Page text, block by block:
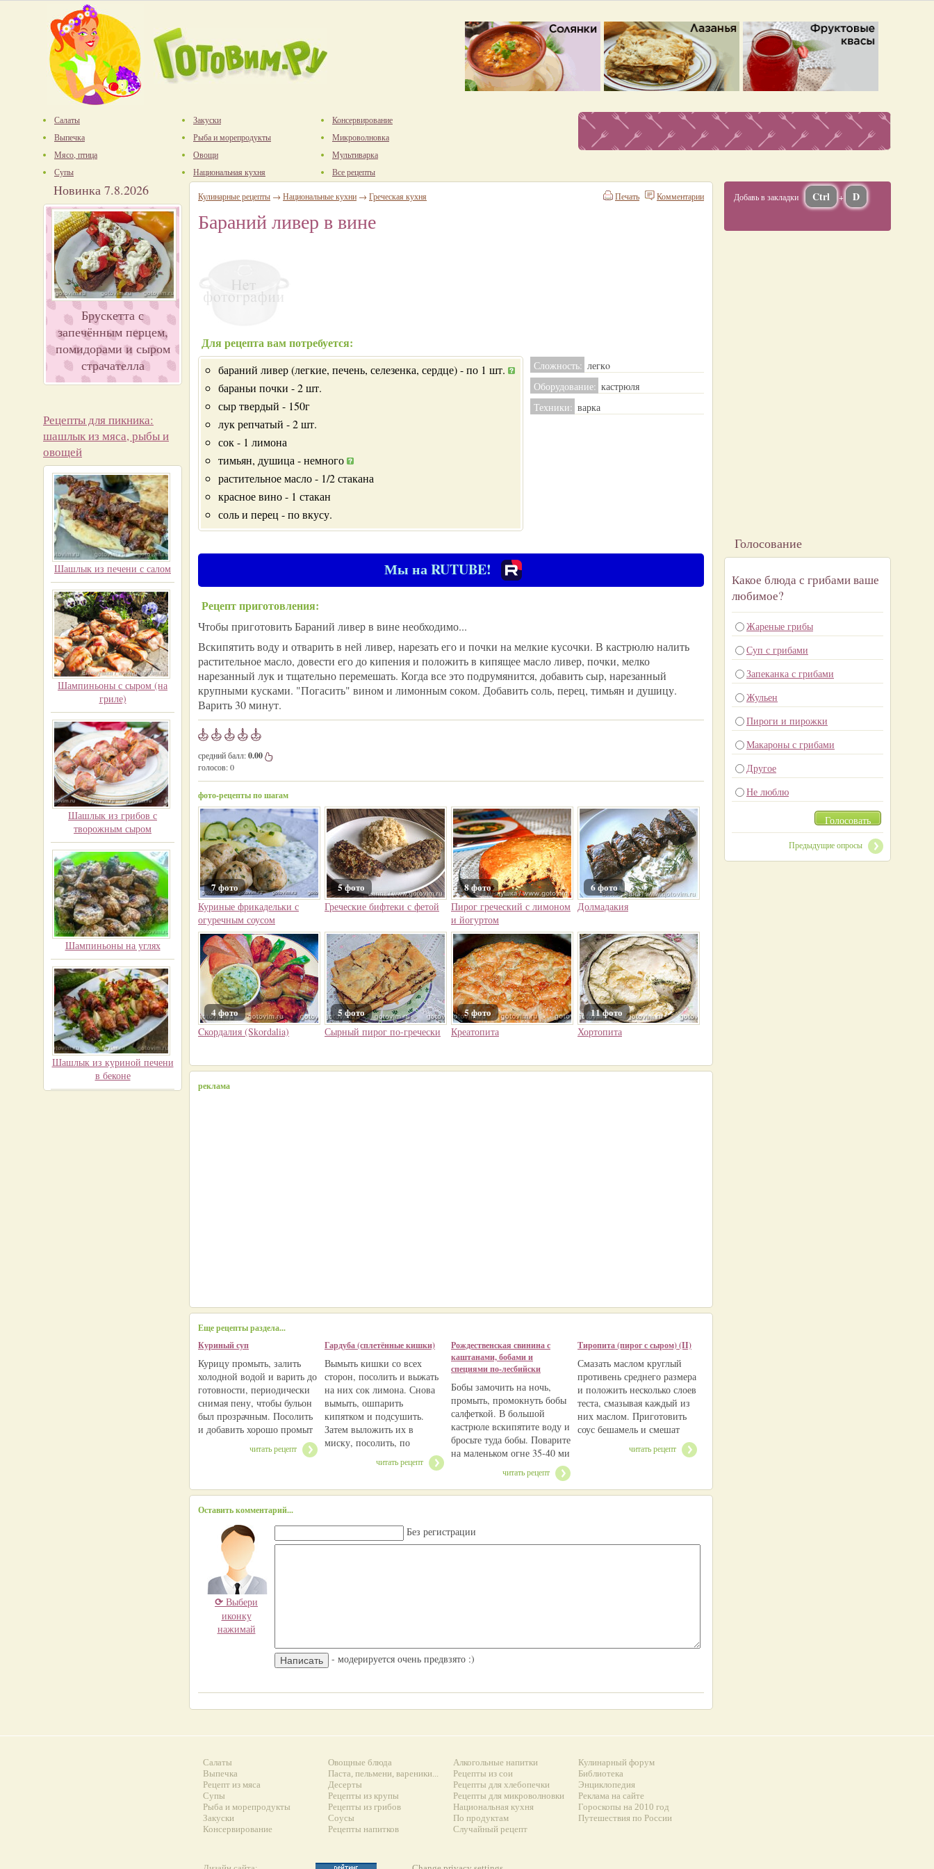
Салаты
Выпечка
Мясо, птица
Супы
Закуски
Рыба и морепродукты
Овощи
Национальная кухня
Консервирование
Микроволновка
Мультиварка
Все рецепты
Новинка 7.8.2026
Брускетта с
запечённым перцем,
помидорами и сыром
страчателла
Рецепты для пикника:
шашлык из мяса, рыбы и
овощей
Шашлык из печени с салом
Шампиньоны с сыром (на
гриле)
Шашлык из грибов с
творожным сыром
Шампиньоны на углях
Шашлык из куриной печени
в беконе
Комментарии
Печать
Кулинарные рецепты → Национальные кухни → Греческая кухня
Бараний ливер в вине
Сложность: легкo
Оборудование: кастрюля
Техники: варка
Для рецепта вам потребуется:
бараний ливер (легкие, печень, селезенка, сердце) - по 1 шт.
бараньи почки - 2 шт.
сыр твердый - 150г
лук репчатый - 2 шт.
сок - 1 лимона
тимьян, душица - немного
растительное масло - 1/2 стакана
красное вино - 1 стакан
соль и перец - по вкусу.
Мы на RUTUBE!
Рецепт приготовления:
Чтобы приготовить Бараний ливер в вине необходимо...
Вскипятить воду и отварить в ней ливер, нарезать его и почки на мелкие кусочки. В кастрюлю налить
растительное масло, довести его до кипения и положить в кипящее масло ливер, почки, мелко
нарезанный лук и тщательно перемешать. Когда все это подрумянится, добавить сыр, нарезанный
крупными кусками. "Погасить" вином и лимонным соком. Добавить соль, перец, тимьян и душицу.
Варить 30 минут.
средний балл:0.00
голосов:0
фото-рецепты по шагам
7 фото
Куриные фрикадельки с
огуречным соусом
5 фото
Греческие бифтеки с фетой
8 фото
Пирог греческий с лимоном
и йогуртом
6 фото
Долмадакия
4 фото
Cкордалия (Skordalia)
5 фото
Сырный пирог по-гречески
5 фото
Креатопита
11 фото
Хортопита
реклама
Еще рецепты раздела...
Куриный суп
Курицу промыть, залить
холодной водой и варить до
готовности, периодически
снимая пену, чтобы бульон
был прозрачным. Посолить
и добавить хорошо промыт
читать рецепт
Гардуба (сплетённые кишки)
Вымыть кишки со всех
сторон, посолить и выжать
на них сок лимона. Снова
вымыть, ошпарить
кипятком и подсушить.
Затем выложить их в
миску, посолить, по
читать рецепт
Рождественская свинина с
каштанами, бобами и
специями по-лесбийски
Бобы замочить на ночь,
промыть, промокнуть бобы
салфеткой. В большой
кастрюле вскипятите воду и
бросьте туда бобы. Поварите
на маленьком огне 35-40 ми
читать рецепт
Тиропита (пирог с сыром) (II)
Смазать маслом круглый
противень среднего размера
и положить несколько слоев
теста, смазывая каждый из
них маслом. Приготовить
соус бешамель и смешат
читать рецепт
Оставить комментарий...
⟳ Выбери
иконку
нажимай
Без регистрации
- модерируется очень предвзято :)
Добавь в закладки Ctrl + D
Голосование
Какое блюда с грибами ваше
любимое?
Жареные грибы
Суп с грибами
Запеканка с грибами
Жульен
Пироги и пирожки
Макароны с грибами
Другое
Не люблю
Голосовать
Предыдущие опросы
Салаты
Выпечка
Рецепт из мяса
Супы
Рыба и морепродукты
Закуски
Консервирование
Овощные блюда
Паста, пельмени, вареники...
Десерты
Рецепты из крупы
Рецепты из грибов
Соусы
Рецепты напитков
Алкогольные напитки
Рецепты из сои
Рецепты для хлебопечки
Рецепты для микроволновки
Национальная кухня
По продуктам
Случайный рецепт
Кулинарный форум
Библиотека
Энциклопедия
Реклама на сайте
Гороскопы на 2010 год
Путешествия по России